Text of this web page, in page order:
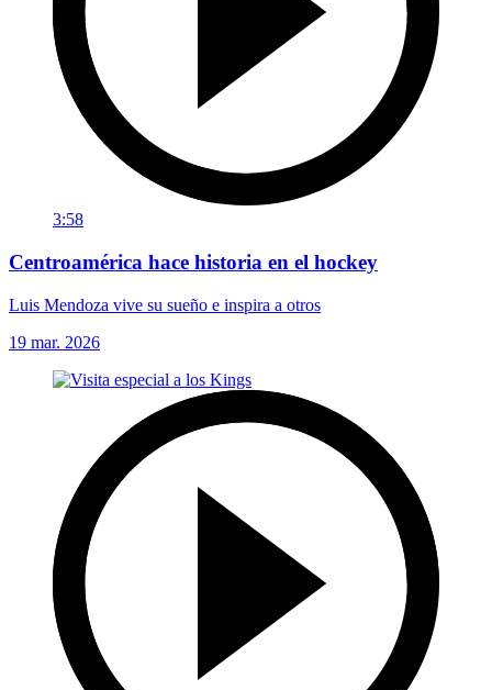
3:58
Centroamérica hace historia en el hockey
Luis Mendoza vive su sueño e inspira a otros
19 mar. 2026